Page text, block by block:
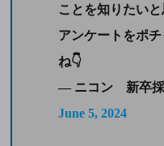
ことを知りたい
アンケートをポ
ね👇
— ニコン 新卒採
June 5, 2024